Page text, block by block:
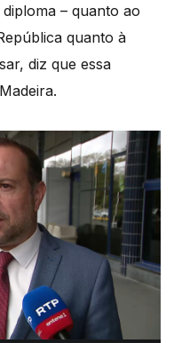
– quanto ao
quanto à
diz que essa